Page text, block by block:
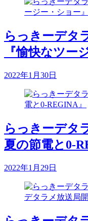
らっきーデタ
『愉快なツー
2022年1月30日
らっきーデ
夏の節電と0-
2022年1月29日